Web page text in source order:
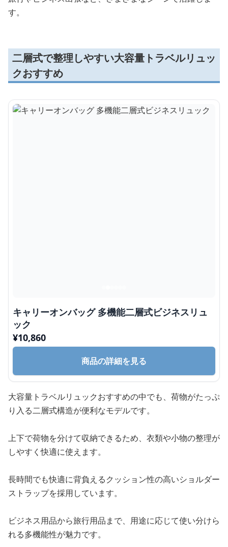
す。
二層式で整理しやすい大容量トラベルリュッ
クおすすめ
キャリーオンバッグ 多機能二層式ビジネスリュ
ック
¥10,860
商品の詳細を見る
大容量トラベルリュックおすすめの中でも、荷物がたっぷ
り入る二層式構造が便利なモデルです。
上下で荷物を分けて収納できるため、衣類や小物の整理が
しやすく快適に使えます。
長時間でも快適に背負えるクッション性の高いショルダー
ストラップを採用しています。
ビジネス用品から旅行用品まで、用途に応じて使い分けら
れる多機能性が魅力です。